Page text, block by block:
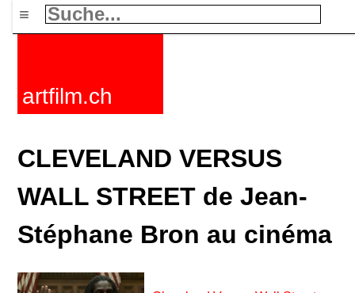
≡
artfilm.ch
CLEVELAND VERSUS
WALL STREET de Jean-
Stéphane Bron au cinéma